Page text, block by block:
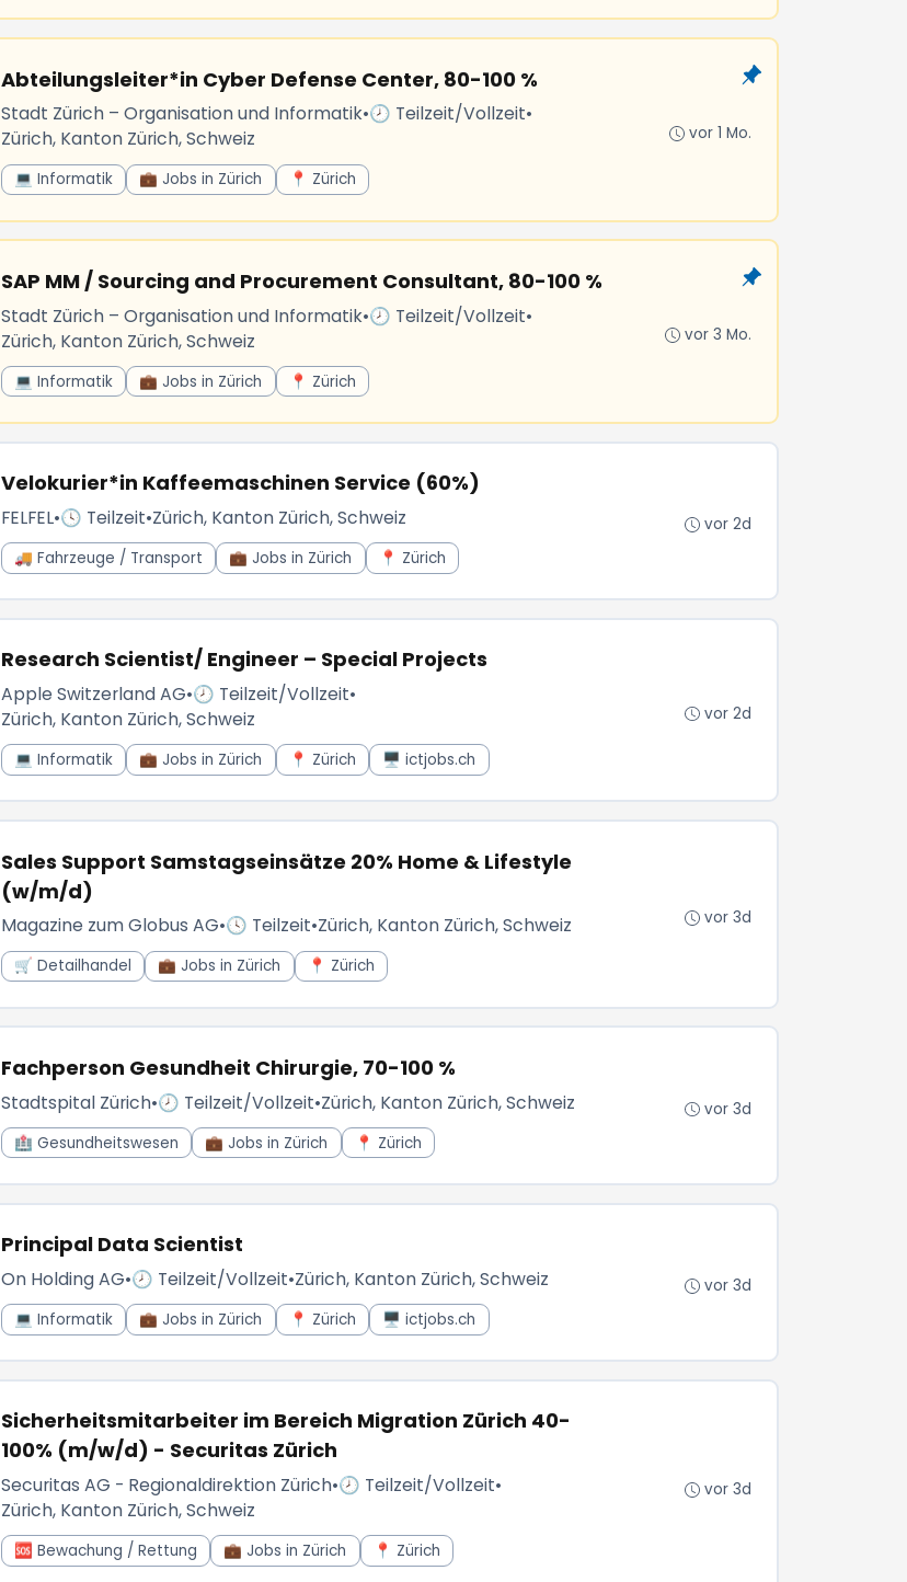
Abteilungsleiter*in Cyber Defense Center, 80-100 %
Stadt Zürich – Organisation und Informatik•🕗 Teilzeit/Vollzeit•
Zürich, Kanton Zürich, Schweiz
💻 Informatik 💼 Jobs in Zürich 📍 Zürich
vor 1 Mo.
SAP MM / Sourcing and Procurement Consultant, 80-100 %
Stadt Zürich – Organisation und Informatik•🕗 Teilzeit/Vollzeit•
Zürich, Kanton Zürich, Schweiz
💻 Informatik 💼 Jobs in Zürich 📍 Zürich
vor 3 Mo.
Velokurier*in Kaffeemaschinen Service (60%)
FELFEL•🕓 Teilzeit•Zürich, Kanton Zürich, Schweiz
🚚 Fahrzeuge / Transport 💼 Jobs in Zürich 📍 Zürich
vor 2d
Research Scientist/ Engineer – Special Projects
Apple Switzerland AG•🕗 Teilzeit/Vollzeit•
Zürich, Kanton Zürich, Schweiz
💻 Informatik 💼 Jobs in Zürich 📍 Zürich 🖥️ ictjobs.ch
vor 2d
Sales Support Samstagseinsätze 20% Home & Lifestyle
(w/m/d)
Magazine zum Globus AG•🕓 Teilzeit•Zürich, Kanton Zürich, Schweiz
🛒 Detailhandel 💼 Jobs in Zürich 📍 Zürich
vor 3d
Fachperson Gesundheit Chirurgie, 70-100 %
Stadtspital Zürich•🕗 Teilzeit/Vollzeit•Zürich, Kanton Zürich, Schweiz
🏥 Gesundheitswesen 💼 Jobs in Zürich 📍 Zürich
vor 3d
Principal Data Scientist
On Holding AG•🕗 Teilzeit/Vollzeit•Zürich, Kanton Zürich, Schweiz
💻 Informatik 💼 Jobs in Zürich 📍 Zürich 🖥️ ictjobs.ch
vor 3d
Sicherheitsmitarbeiter im Bereich Migration Zürich 40-
100% (m/w/d) - Securitas Zürich
Securitas AG - Regionaldirektion Zürich•🕗 Teilzeit/Vollzeit•
Zürich, Kanton Zürich, Schweiz
🆘 Bewachung / Rettung 💼 Jobs in Zürich 📍 Zürich
vor 3d